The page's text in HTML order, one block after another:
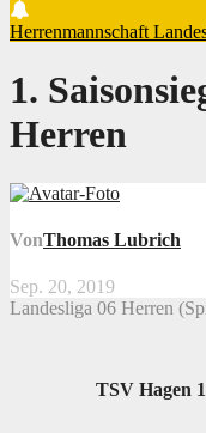
Herrenmannschaft
1.
Herren
VonThomas Lubrich
Sep. 20, 2019
Landesliga 06 Herren
TSV Hagen